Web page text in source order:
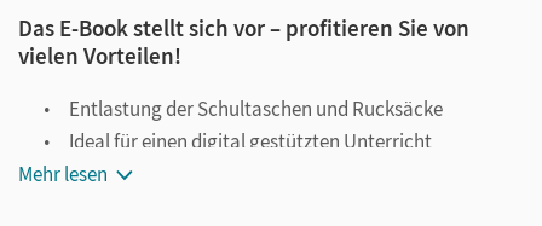
Das E-Book stellt sich vor – profitieren Sie von
vielen Vorteilen!
Entlastung der Schultaschen und Rucksäcke
Ideal für einen digital gestützten Unterricht
Notiz- und Markierungsmöglichkeit
Mehr lesen